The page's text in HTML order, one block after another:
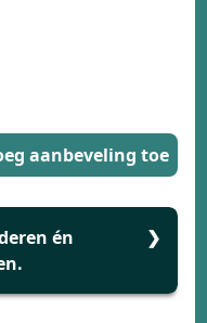
aanbeveling toe
én